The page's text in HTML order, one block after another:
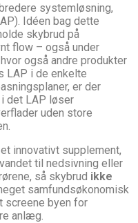
systemløsning,
Idéen bag dette
skybrud på
flow – også under
også andre produkter
LAP i de enkelte
er der
det LAP løser
uden store
innovativt supplement,
til nedsivning eller
så skybrud ikke
samfundsøkonomisk
screene byen for
anlæg.